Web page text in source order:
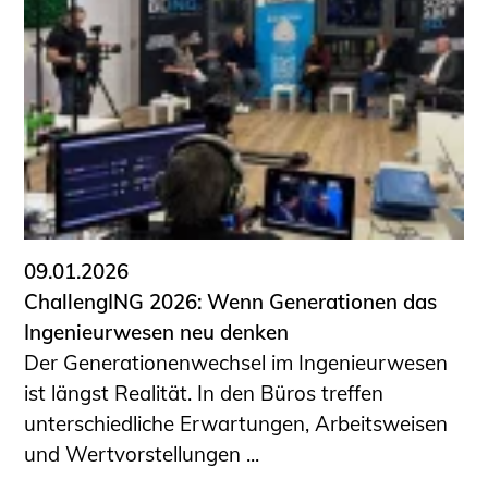
09.01.2026
ChallengING 2026: Wenn Generationen das
Ingenieurwesen neu denken
Der Generationenwechsel im Ingenieurwesen
ist längst Realität. In den Büros treffen
unterschiedliche Erwartungen, Arbeitsweisen
und Wertvorstellungen ...